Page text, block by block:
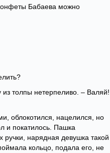
Бабаева можно
толпы нетерпеливо. – Валяй!
облокотился, нацелился, но
и покатилось. Пашка
ручки, нарядная девушка такой
кольцо, подала его, не